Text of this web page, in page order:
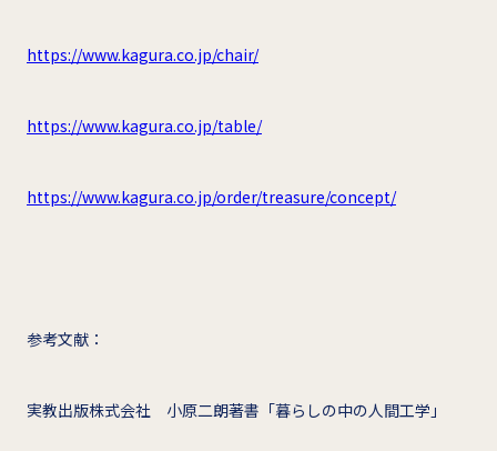
https://www.kagura.co.jp/chair/
https://www.kagura.co.jp/table/
https://www.kagura.co.jp/order/treasure/concept/
参考文献：
実教出版株式会社 小原二朗著書「暮らしの中の人間工学」